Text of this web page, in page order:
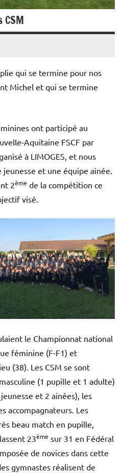
Street
Workout
CSM
qui se termine pour nos
Michel et qui se termine
ont participé au
Aquitaine FSCF par
à LIMOGES, et nous
et une équipe ainée.
2ème de la compétition ce
visé.
le Championnat national
féminine (F-F1) et
(38). Les CSM se sont
(1 pupille et 1 adulte)
et 2 ainées), les
accompagnateurs. Les
beau match en pupille,
23ème sur 31 en Fédéral
de novices dans cette
gymnastes réalisent de